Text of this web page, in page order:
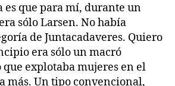
es que para mí, durante un
sólo Larsen. No había
de Juntacadaveres. Quiero
era sólo un macró
explotaba mujeres en el
más. Un tipo convencional,